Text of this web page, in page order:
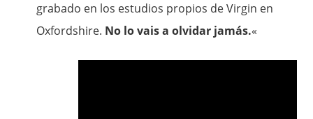
grabado en los estudios propios de Virgin en
Oxfordshire. No lo vais a olvidar jamás.«